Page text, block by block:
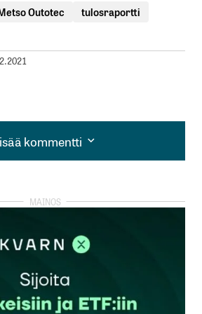
Outotec tulosraportti
kommentti
kommentti
kirjautua